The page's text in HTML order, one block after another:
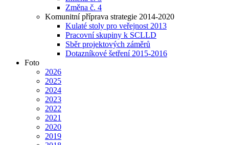
Změna č. 4
Komunitní příprava strategie 2014-2020
Kulaté stoly pro veřejnost 2013
Pracovní skupiny k SCLLD
Sběr projektových záměrů
Dotazníkové šetření 2015-2016
Foto
2026
2025
2024
2023
2022
2021
2020
2019